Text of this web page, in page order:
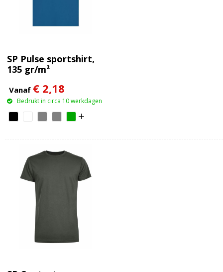
SP Pulse sportshirt,
135 gr/m²
Vanaf € 2,18
Bedrukt in circa 10 werkdagen